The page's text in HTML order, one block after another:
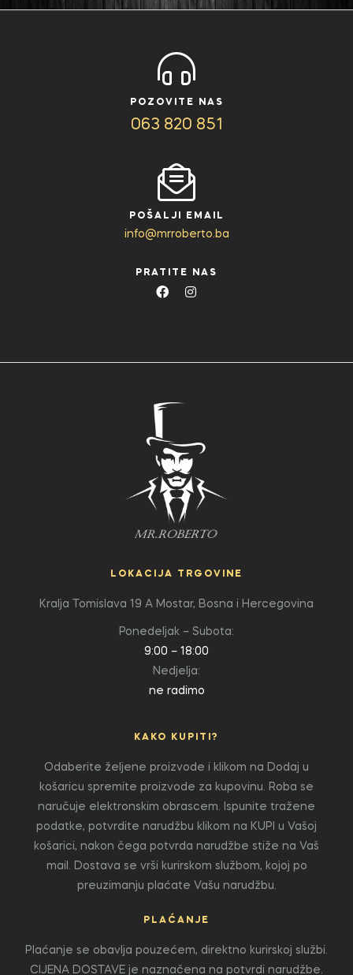
POZOVITE NAS
063 820 851
POŠALJI EMAIL
info@mrroberto.ba
PRATITE NAS
LOKACIJA TRGOVINE
Kralja Tomislava 19 A Mostar, Bosna i Hercegovina
Ponedeljak – Subota:
9:00 – 18:00
Nedjelja:
ne radimo
KAKO KUPITI?
Odaberite željene proizvode i klikom na Dodaj u
košaricu spremite proizvode za kupovinu. Roba se
naručuje elektronskim obrascem. Ispunite tražene
podatke, potvrdite narudžbu klikom na KUPI u Vašoj
košarici, nakon čega potvrda narudžbe stiže na Vaš
mail. Dostava se vrši kurirskom službom, kojoj po
preuzimanju plaćate Vašu narudžbu.
PLAĆANJE
Plaćanje se obavlja pouzećem, direktno kurirskoj službi.
CIJENA DOSTAVE je naznačena na potvrdi narudžbe.